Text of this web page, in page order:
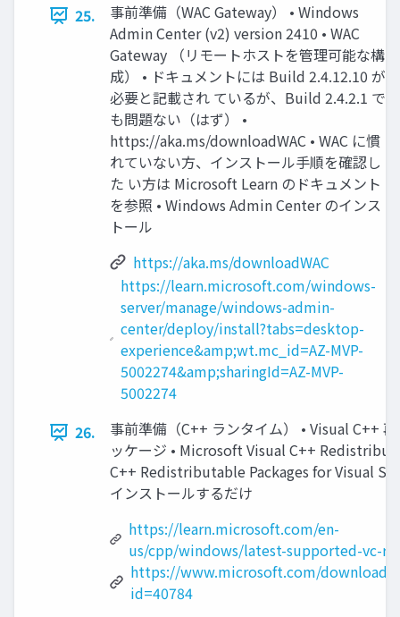
25.
事前準備（WAC Gateway） • Windows
Admin Center (v2) version 2410 • WAC
Gateway （リモートホストを管理可能な構
成） • ドキュメントには Build 2.4.12.10 が
必要と記載され ているが、Build 2.4.2.1 で
も問題ない（はず） •
https://aka.ms/downloadWAC • WAC に慣
れていない方、インストール手順を確認し
た い方は Microsoft Learn のドキュメント
を参照 • Windows Admin Center のインス
トール
https://aka.ms/downloadWAC
https://learn.microsoft.com/windows-
server/manage/windows-admin-
center/deploy/install?tabs=desktop-
experience&amp;wt.mc_id=AZ-MVP-
5002274&amp;sharingId=AZ-MVP-
5002274
26.
事前準備（C++ ランタイム） • Visual C++
ッケージ • Microsoft Visual C++
C++ Redistributable Packages for Visual
インストールするだけ
https://learn.microsoft.com/en-
us/cpp/windows/latest-supported-vc-
https://www.microsoft.com/download/
id=40784